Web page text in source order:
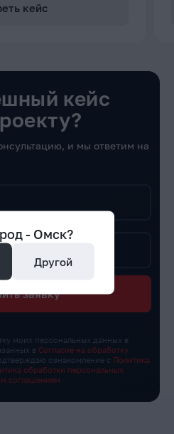
кейс
кейс
и мы ответим на
заявку
моих персональных данных в
в Согласие на обработку
ознакомление с Политика
обработки персональных
соглашением
- Омск?
Другой